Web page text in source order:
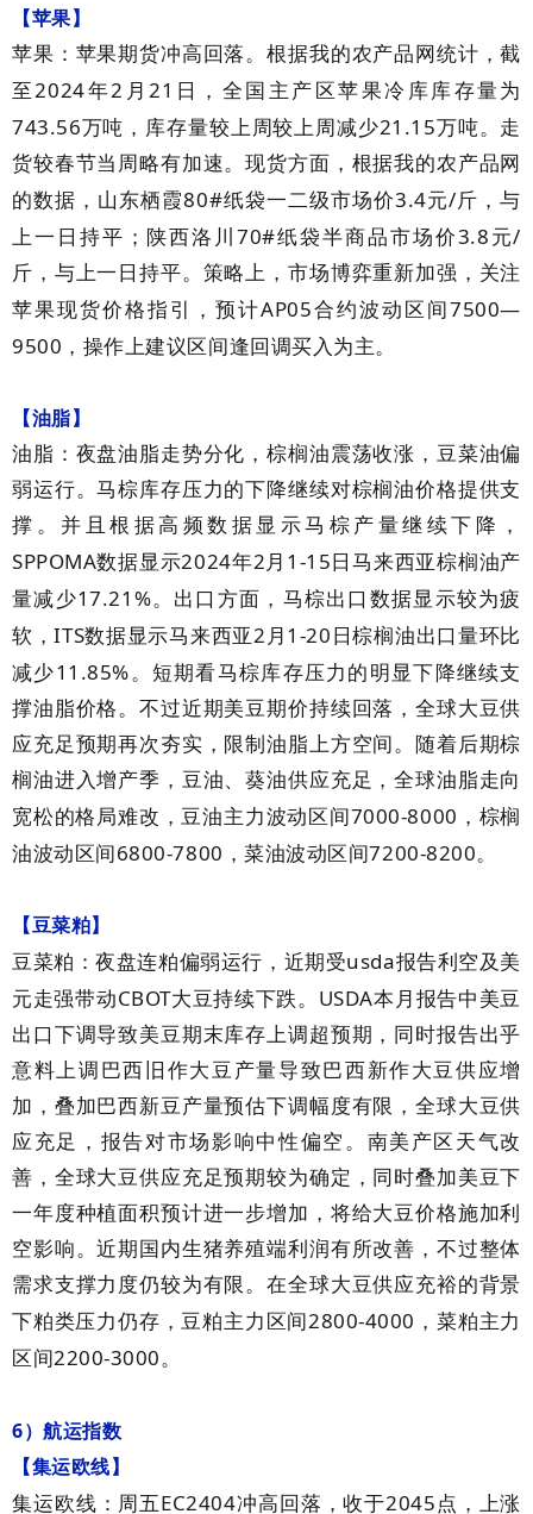
【苹果】
苹果：苹果期货冲高回落。根据我的农产品网统计，截
至2024年2 月 21 日，全国主产区苹果冷库库存量为
743.56万吨，库存量较上周较上周减少21.15万吨。走
货较春节当周略有加速。现货方面，根据我的农产品网
的数据，山东栖霞80#纸袋一二级市场价3.4元/斤，与
上一日持平；陕西洛川70#纸袋半商品市场价3.8 元/
斤，与上一日持平。策略上，市场博弈重新加强，关注
苹果现货价格指引，预计AP05合约波动区间7500—
9500 ，操作上建议区间逢回调买入为主。
【油脂】
油脂：夜盘油脂走势分化，棕榈油震荡收涨，豆菜油偏
弱运行。马棕库存压力的下降继续对棕榈油价格提供支
撑。并且根据高频数据显示马棕产量继续下降，
SPPOMA数据显示2024年2 月 1-15 日马来西亚棕榈油产
量减少17.21%。出口方面，马棕出口数据显示较为疲
软，ITS数据显示马来西亚2 月 1-20 日棕榈油出口量环比
减少11.85%。短期看马棕库存压力的明显下降继续支
撑油脂价格。不过近期美豆期价持续回落，全球大豆供
应充足预期再次夯实，限制油脂上方空间。随着后期棕
榈油进入增产季，豆油、葵油供应充足，全球油脂走向
宽松的格局难改，豆油主力波动区间7000-8000 ，棕榈
油波动区间6800-7800 ，菜油波动区间7200-8200。
【豆菜粕】
豆菜粕：夜盘连粕偏弱运行，近期受usda报告利空及美
元走强带动CBOT大豆持续下跌。 USDA本月报告中美豆
出口下调导致美豆期末库存上调超预期，同时报告出乎
意料上调巴西旧作大豆产量导致巴西新作大豆供应增
加，叠加巴西新豆产量预估下调幅度有限，全球大豆供
应充足，报告对市场影响中性偏空。南美产区天气改
善，全球大豆供应充足预期较为确定，同时叠加美豆下
一年度种植面积预计进一步增加，将给大豆价格施加利
空影响。近期国内生猪养殖端利润有所改善，不过整体
需求支撑力度仍较为有限。在全球大豆供应充裕的背景
下粕类压力仍存，豆粕主力区间2800-4000 ，菜粕主力
区间2200-3000。
6）航运指数
【集运欧线】
集运欧线：周五EC2404冲高回落，收于2045 点，上涨